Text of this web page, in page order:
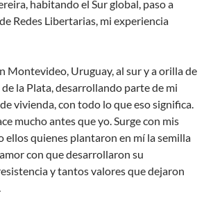
habitando el Sur global, paso a
Redes Libertarias, mi experiencia
Montevideo, Uruguay, al sur y a orilla de
la Plata, desarrollando parte de mi
vivienda, con todo lo que eso significa.
mucho antes que yo. Surge con mis
ellos quienes plantaron en mí la semilla
con que desarrollaron su
y tantos valores que dejaron